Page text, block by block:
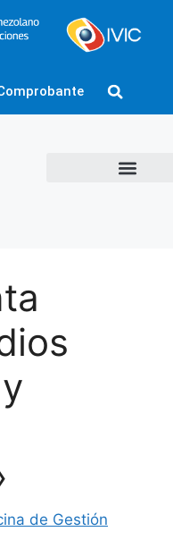
de Gestión